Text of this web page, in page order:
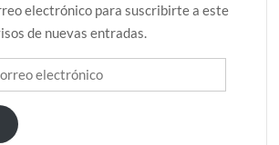
electrónico para suscribirte a este
de nuevas entradas.